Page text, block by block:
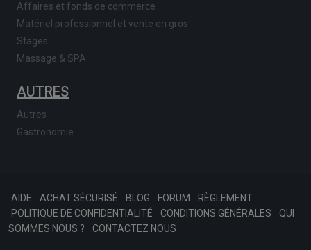
Affaires et fonds de commerce
Matériel professionnel et vente en gros
Stages
Massage & SPA
AUTRES
Autres
Gastronomie
AIDE ACHAT SÉCURISÉ BLOG FORUM
RÈGLEMENT
POLITIQUE DE CONFIDENTIALITÉ
CONDITIONS GÉNÉRALES
QUI
SOMMES NOUS ?
CONTACTEZ NOUS